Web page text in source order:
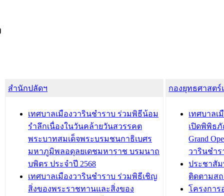
สำนักปลัดฯ
เทศบาลเมืองวารินชำราบ ร่วมพิธีน้อม
รำลึกเนื่องในวันคล้ายวันสวรรคต
พระบาทสมเด็จพระบรมชนกาธิเบศร
มหาภูมิพลอดุลยเดชมหาราช บรมนาถ
บพิตร ประจำปี 2568
เทศบาลเมืองวารินชำราบ ร่วมพิธีเชิญ
สิ่งของพระราชทานและสิ่งของ
กองยุทธศาสต
เทศบาลเ
เปิดพิพิธภั
Grand
วารินชำร
ประชาสัม
ติดตามส
โครงกา